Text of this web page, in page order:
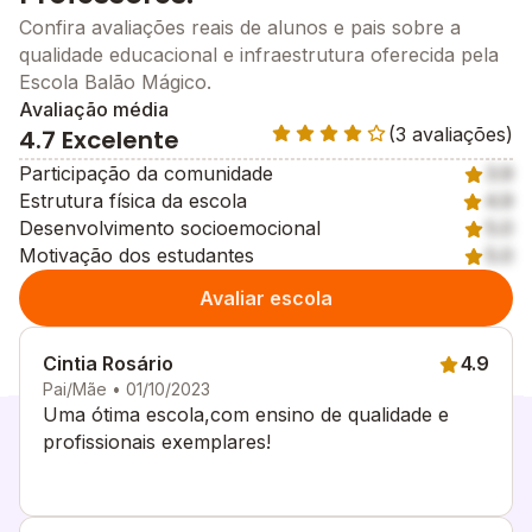
Confira avaliações reais de alunos e pais sobre a
qualidade educacional e infraestrutura oferecida pela
Escola Balão Mágico.
Avaliação média
4.7 Excelente
(3 avaliações)
Participação da comunidade
3.9
Estrutura física da escola
4.9
Desenvolvimento socioemocional
Motivação dos estudantes
Avaliar escola
Cintia Rosário
Pai/Mãe • 01/10/2023
4.9
Uma ótima escola,com ensino de qualidade e
profissionais exemplares!